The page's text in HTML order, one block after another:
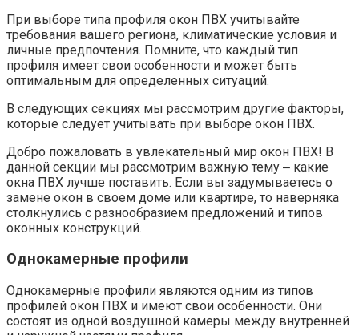
При выборе типа профиля окон ПВХ учитывайте
требования вашего региона, климатические условия и
личные предпочтения. Помните, что каждый тип
профиля имеет свои особенности и может быть
оптимальным для определенных ситуаций.​
В следующих секциях мы рассмотрим другие факторы,
которые следует учитывать при выборе окон ПВХ.
Добро пожаловать в увлекательный мир окон ПВХ!​ В
данной секции мы рассмотрим важную тему ‒ какие
окна ПВХ лучше поставить.​ Если вы задумываетесь о
замене окон в своем доме или квартире, то наверняка
столкнулись с разнообразием предложений и типов
оконных конструкций.​
Однокамерные профили
Однокамерные профили являются одним из типов
профилей окон ПВХ и имеют свои особенности.​ Они
состоят из одной воздушной камеры между внутренней